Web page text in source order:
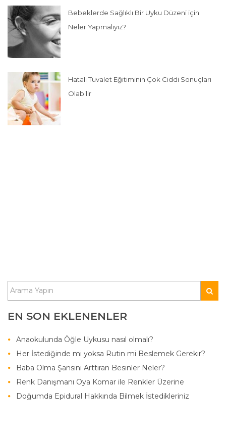
Bebeklerde Sağlıklı Bir Uyku Düzeni için
Neler Yapmalıyız?
Hatalı Tuvalet Eğitiminin Çok Ciddi Sonuçları
Olabilir
EN SON EKLENENLER
Anaokulunda Öğle Uykusu nasıl olmalı?
Her İstediğinde mi yoksa Rutin mi Beslemek Gerekir?
Baba Olma Şansını Arttıran Besinler Neler?
Renk Danışmanı Oya Komar ile Renkler Üzerine
Doğumda Epidural Hakkında Bilmek İstedikleriniz